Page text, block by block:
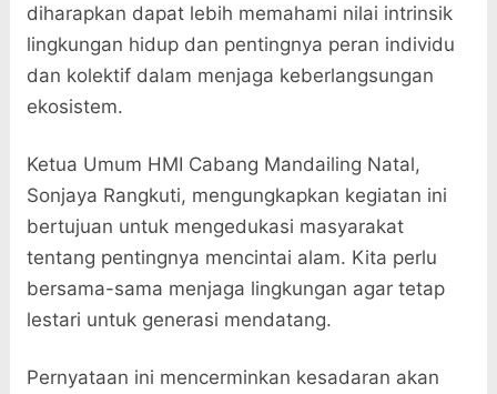
diharapkan dapat lebih memahami nilai intrinsik
lingkungan hidup dan pentingnya peran individu
dan kolektif dalam menjaga keberlangsungan
ekosistem.
Ketua Umum HMI Cabang Mandailing Natal,
Sonjaya Rangkuti, mengungkapkan kegiatan ini
bertujuan untuk mengedukasi masyarakat
tentang pentingnya mencintai alam. Kita perlu
bersama-sama menjaga lingkungan agar tetap
lestari untuk generasi mendatang.
Pernyataan ini mencerminkan kesadaran akan